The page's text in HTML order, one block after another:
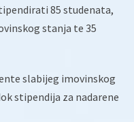
85 studenata,
stanja te 35
slabijeg imovinskog
stipendija za nadarene